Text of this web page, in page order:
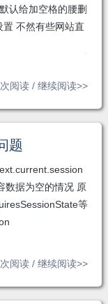
认给加空格的腰删
不然有些网站直
阅读 /继续阅读>>
题
数据为空的情况 原
等
阅读 /继续阅读>>